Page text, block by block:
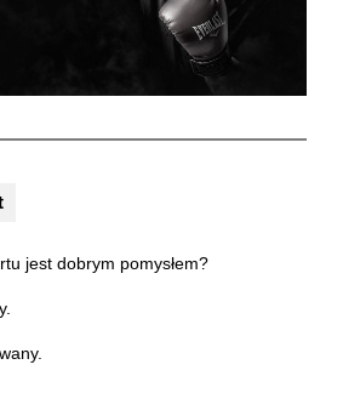
jest dobrym pomysłem?